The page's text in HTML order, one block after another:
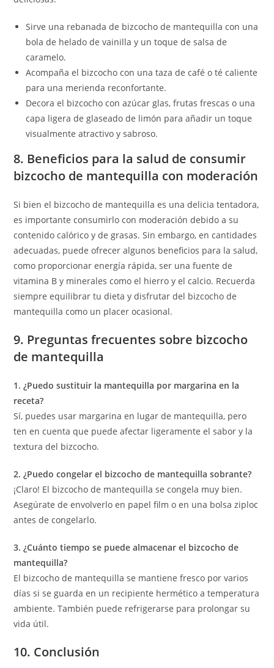
Sirve una rebanada de bizcocho de mantequilla con una
bola de helado de vainilla y un toque de salsa de
caramelo.
Acompaña el bizcocho con una taza de café o té caliente
para una merienda reconfortante.
Decora el bizcocho con azúcar glas, frutas frescas o una
capa ligera de glaseado de limón para añadir un toque
visualmente atractivo y sabroso.
8. Beneficios para la salud de consumir
bizcocho de mantequilla con moderación
Si bien el bizcocho de mantequilla es una delicia tentadora,
es importante consumirlo con moderación debido a su
contenido calórico y de grasas. Sin embargo, en cantidades
adecuadas, puede ofrecer algunos beneficios para la salud,
como proporcionar energía rápida, ser una fuente de
vitamina B y minerales como el hierro y el calcio. Recuerda
siempre equilibrar tu dieta y disfrutar del bizcocho de
mantequilla como un placer ocasional.
9. Preguntas frecuentes sobre bizcocho
de mantequilla
1. ¿Puedo sustituir la mantequilla por margarina en la
receta?
Sí, puedes usar margarina en lugar de mantequilla, pero
ten en cuenta que puede afectar ligeramente el sabor y la
textura del bizcocho.
2. ¿Puedo congelar el bizcocho de mantequilla sobrante?
¡Claro! El bizcocho de mantequilla se congela muy bien.
Asegúrate de envolverlo en papel film o en una bolsa ziploc
antes de congelarlo.
3. ¿Cuánto tiempo se puede almacenar el bizcocho de
mantequilla?
El bizcocho de mantequilla se mantiene fresco por varios
días si se guarda en un recipiente hermético a temperatura
ambiente. También puede refrigerarse para prolongar su
vida útil.
10. Conclusión